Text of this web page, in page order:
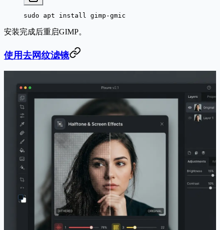
sudo apt install gimp-gmic
安装完成后重启GIMP。
使用去网纹滤镜